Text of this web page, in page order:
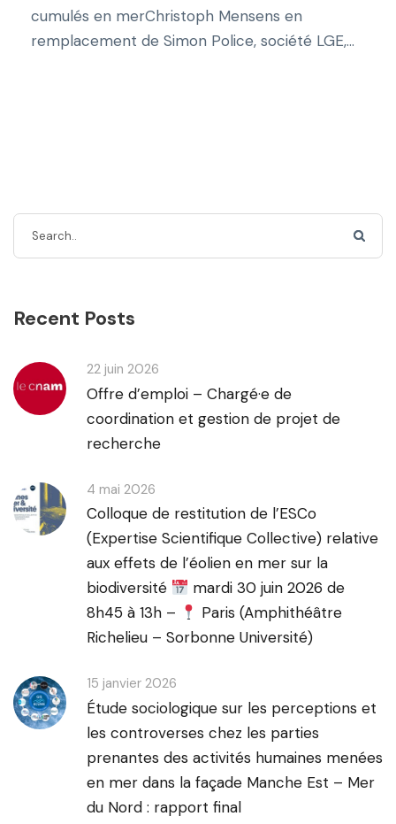
cumulés en merChristoph Mensens en
remplacement de Simon Police, société LGE,...
Recent Posts
22 juin 2026
Offre d’emploi – Chargé·e de
coordination et gestion de projet de
recherche
4 mai 2026
Colloque de restitution de l’ESCo
(Expertise Scientifique Collective) relative
aux effets de l’éolien en mer sur la
biodiversité
mardi 30 juin 2026 de
8h45 à 13h –
Paris (Amphithéâtre
Richelieu – Sorbonne Université)
15 janvier 2026
Étude sociologique sur les perceptions et
les controverses chez les parties
prenantes des activités humaines menées
en mer dans la façade Manche Est – Mer
du Nord : rapport final